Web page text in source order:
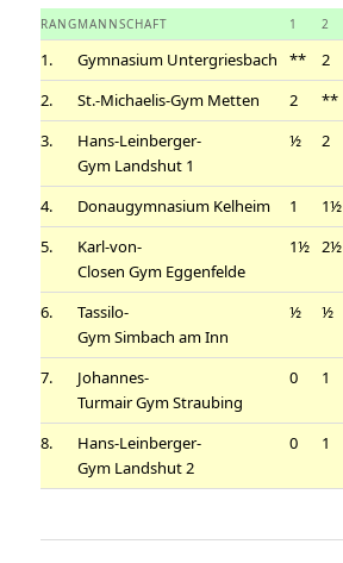
RANGMANNSCHAFT 1 2
1. Gymnasium Untergriesbach ** 2
2.
St.-Michaelis-Gym Metten 2 **
3.
Hans-Leinberger-
Gym Landshut 1
½ 2
4. Donaugymnasium Kelheim 1 1½
5.
Karl-von-
Closen Gym Eggenfelde
1½ 2½
6.
Tassilo-
Gym Simbach am Inn
½ ½
7.
Johannes-
Turmair Gym Straubing
0 1
8.
Hans-Leinberger-
Gym Landshut 2
0 1